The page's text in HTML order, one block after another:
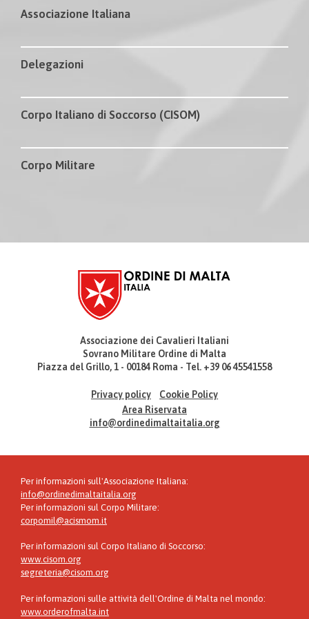
Associazione Italiana
Delegazioni
Corpo Italiano di Soccorso (CISOM)
Corpo Militare
Associazione dei Cavalieri Italiani
Sovrano Militare Ordine di Malta
Piazza del Grillo, 1 - 00184 Roma - Tel. +39 06 45541558
Privacy policy
Cookie Policy
Area Riservata
info@ordinedimaltaitalia.org
Per informazioni sull'Associazione Italiana:
info@ordinedimaltaitalia.org
Per informazioni sul Corpo Militare:
corpomil@acismom.it
Per informazioni sul Corpo Italiano di Soccorso:
www.cisom.org
segreteria@cisom.org
Per informazioni sulle attività dell'Ordine di Malta nel mondo:
www.orderofmalta.int